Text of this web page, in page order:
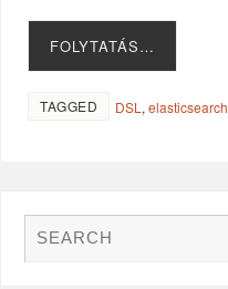
FOLYTATÁS…
TAGGED DSL ,elasticsearch